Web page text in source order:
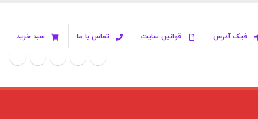
فیک آدرس قوانین سایت تماس با ما سبد خرید